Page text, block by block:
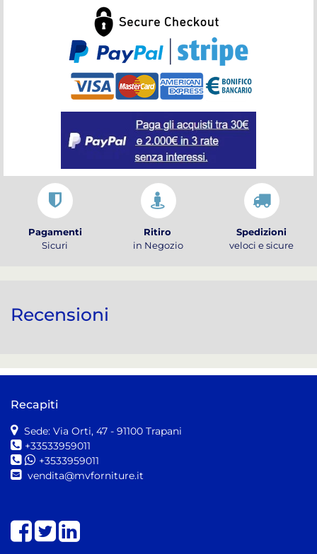
Pagamenti
Sicuri
Ritiro
in Negozio
Spedizioni
veloci e sicure
Recensioni
Recapiti
Sede: Via Orti, 47 - 91100 Trapani
+33533959011
+3533959011
vendita@mvforniture.it
Share on Facebook
Share on Twitter
Share on LinkedIn